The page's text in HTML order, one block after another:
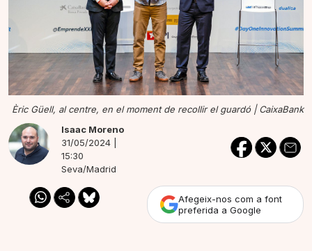
Èric Güell, al centre, en el moment de recollir el guardó |CaixaBank
Isaac Moreno
31/05/2024 |
15:30
Seva/Madrid
Afegeix-nos com a font
preferida a Google